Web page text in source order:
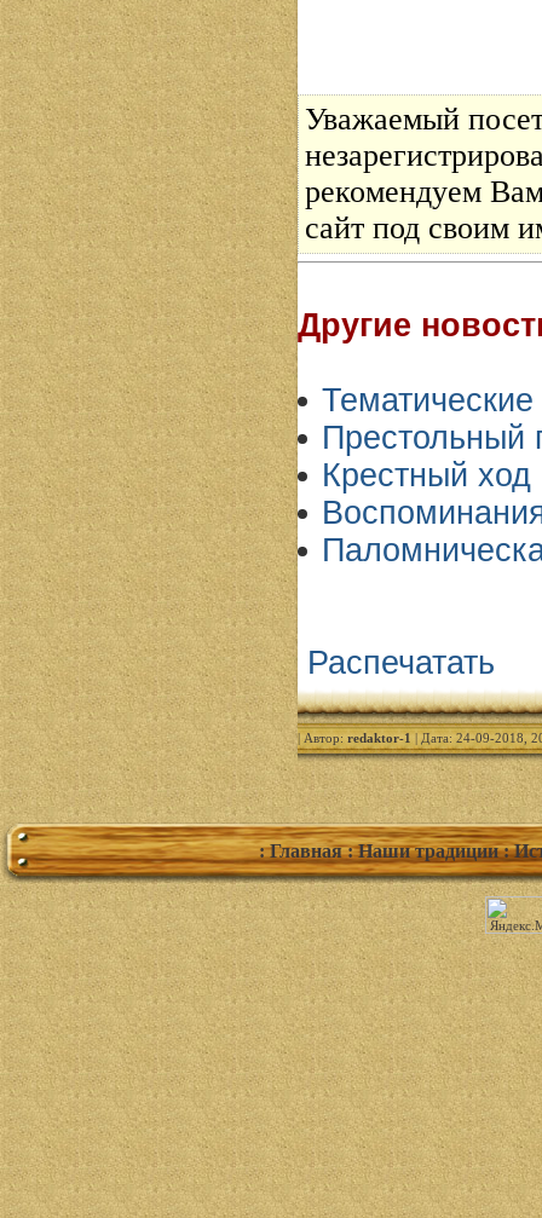
Уважаемый
рекомендуем
сайт под своим
Другие
Престольный
Крестный ход
Распечатать
| Автор: redaktor-1 | Дата: 24-09-2018,
: Главная : Наши традиции :